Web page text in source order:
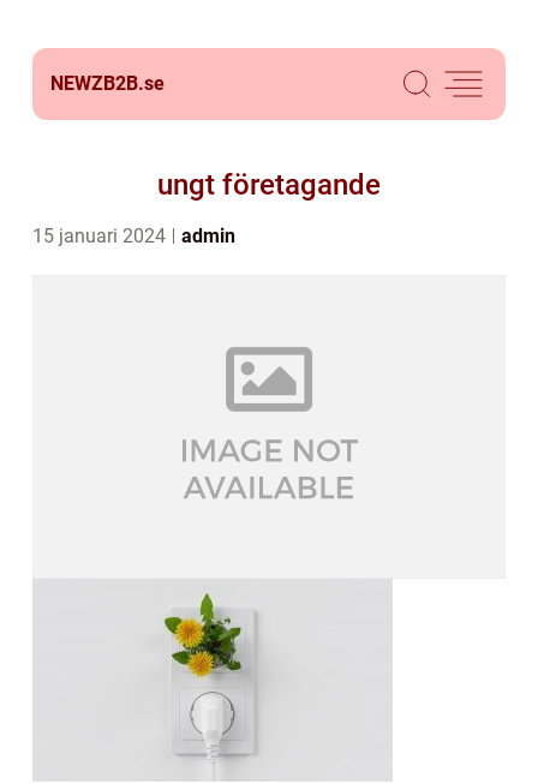
NEWZB2B.se
ungt företagande
15 januari 2024 admin